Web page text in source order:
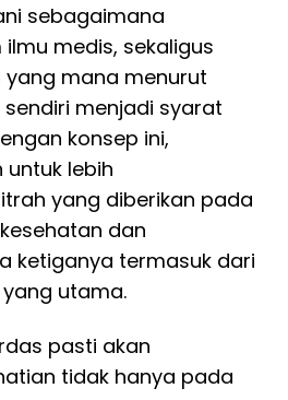
sebagaimana
medis, sekaligus
yang mana menurut
menjadi syarat
konsep ini,
lebih
yang diberikan pada
dan
ketiganya termasuk dari
utama.
pasti akan
tidak hanya pada